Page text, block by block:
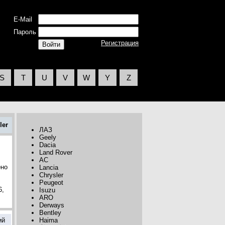
E-Mail
Пароль
Регистрация
S T U V W Y Z
ЛАЗ
Geely
Dacia
Land Rover
AC
Lancia
Chrysler
Peugeot
Isuzu
ARO
Derways
Bentley
Haima